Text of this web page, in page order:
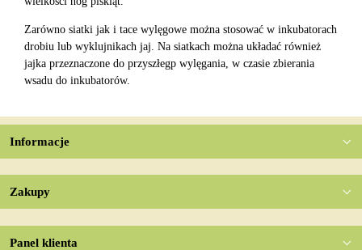
Zarówno siatki jak i tace wylęgowe można stosować w inkubatorach
drobiu lub wyklujnikach jaj. Na siatkach można układać również
jajka przeznaczone do przyszłegp wylęgania, w czasie zbierania
wsadu do inkubatorów.
Informacje
Zakupy
Panel klienta